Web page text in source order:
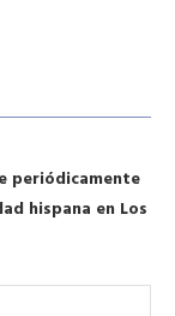
periódicamente
hispana en Los